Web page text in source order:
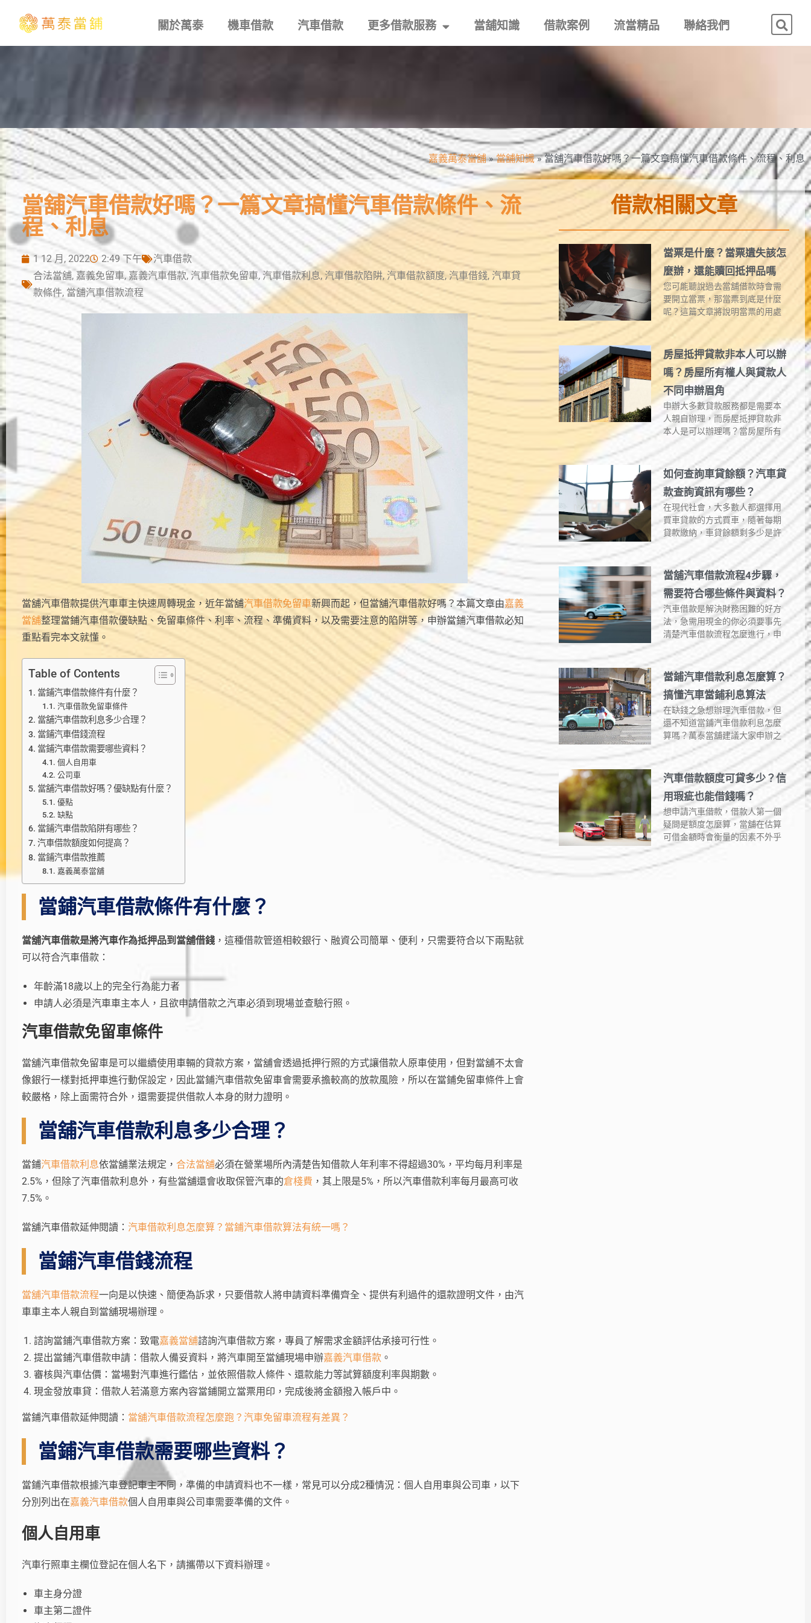
關於萬泰 機車借款 汽車借款 更多借款服務 當舖知識 借款案例 流當精品 聯絡我們
嘉義萬泰當舖»當舖知識»當舖汽車借款好嗎？一篇文章搞懂汽車借款條件、流程、利息
當舖汽車借款好嗎？一篇文章搞懂汽車借款條件、流
程、利息
1 12 月, 2022 2:49 下午
汽車借款
合法當舖, 嘉義免留車, 嘉義汽車借款,汽車借款免留車,汽車借款利息,汽車借款陷阱, 汽車借款額度, 汽車借錢, 汽車貸
款條件, 當舖汽車借款流程
當舖汽車借款提供汽車車主快速周轉現金，近年當舖汽車借款免留車新興而起，但當舖汽車借款好嗎？本篇文章由嘉義
當舖整理當鋪汽車借款優缺點、免留車條件、利率、流程、準備資料，以及需要注意的陷阱等，申辦當鋪汽車借款必知
重點看完本文就懂。
Table of Contents
當鋪汽車借款條件有什麼？
汽車借款免留車條件
當舖汽車借款利息多少合理？
當鋪汽車借錢流程
當鋪汽車借款需要哪些資料？
個人自用車
公司車
當舖汽車借款好嗎？優缺點有什麼？
優點
缺點
當鋪汽車借款陷阱有哪些？
汽車借款額度如何提高？
當鋪汽車借款推薦
嘉義萬泰當舖
當鋪汽車借款條件有什麼？
當舖汽車借款是將汽車作為抵押品到當舖借錢 ，這種借款管道相較銀行、融資公司簡單、便利，只需要符合以下兩點就
可以符合汽車借款：
年齡滿18歲以上的完全行為能力者
申請人必須是汽車車主本人，且欲申請借款之汽車必須到現場並查驗行照。
汽車借款免留車條件
當舖汽車借款免留車是可以繼續使用車輛的貸款方案，當舖會透過抵押行照的方式讓借款人原車使用，但對當舖不太會
像銀行一樣對抵押車進行動保設定，因此當鋪汽車借款免留車會需要承擔較高的放款風險，所以在當鋪免留車條件上會
較嚴格，除上面需符合外，還需要提供借款人本身的財力證明。
當舖汽車借款利息多少合理？
當鋪汽車借款利息依當舖業法規定，合法當舖必須在營業場所內清楚告知借款人年利率不得超過30%，平均每月利率是
2.5%，但除了汽車借款利息外，有些當舖還會收取保管汽車的倉棧費 ，其上限是5%，所以汽車借款利率每月最高可收
7.5%。
當舖汽車借款延伸閱讀： 汽車借款利息怎麼算？當鋪汽車借款算法有統一嗎？
當鋪汽車借錢流程
當舖汽車借款流程一向是以快速、簡便為訴求，只要借款人將申請資料準備齊全、提供有利過件的還款證明文件，由汽
車車主本人親自到當舖現場辦理。
諮詢當鋪汽車借款方案：致電嘉義當舖諮詢汽車借款方案，專員了解需求金額評估承接可行性。
提出當鋪汽車借款申請：借款人備妥資料，將汽車開至當舖現場申辦嘉義汽車借款 。
審核與汽車估價：當場對汽車進行鑑估，並依照借款人條件、還款能力等試算額度利率與期數。
現金發放車貸：借款人若滿意方案內容當鋪開立當票用印，完成後將金額撥入帳戶中。
當鋪汽車借款延伸閱讀： 當舖汽車借款流程怎麼跑？汽車免留車流程有差異？
當鋪汽車借款需要哪些資料？
當鋪汽車借款根據汽車登記車主不同，準備的申請資料也不一樣，常見可以分成2種情況：個人自用車與公司車，以下
分別列出在嘉義汽車借款個人自用車與公司車需要準備的文件。
個人自用車
汽車行照車主欄位登記在個人名下，請攜帶以下資料辦理。
車主身分證
車主第二證件
借款相關文章
當票是什麼？當票遺失該怎
麼辦，還能贖回抵押品嗎
您可能聽說過去當舖借款時會需
要開立當票，那當票到底是什麼
呢？這篇文章將說明當票的用處
房屋抵押貸款非本人可以辦
嗎？房屋所有權人與貸款人
不同申辦眉角
申辦大多數貸款服務都是需要本
人親自辦理，而房屋抵押貸款非
本人是可以辦理嗎？當房屋所有
如何查詢車貸餘額？汽車貸
款查詢資訊有哪些？
在現代社會，大多數人都選擇用
買車貸款的方式買車，隨著每期
貸款繳納，車貸餘額剩多少是許
當舖汽車借款流程4步驟，
需要符合哪些條件與資料？
汽車借款是解決財務困難的好方
法，急需用現金的你必須要事先
清楚汽車借款流程怎麼進行，申
當鋪汽車借款利息怎麼算？
搞懂汽車當鋪利息算法
在缺錢之急想辦理汽車借款，但
還不知道當鋪汽車借款利息怎麼
算嗎？萬泰當舖建議大家申辦之
汽車借款額度可貸多少？信
用瑕疵也能借錢嗎？
想申請汽車借款，借款人第一個
疑問是額度怎麼算，當舖在估算
可借金額時會衡量的因素不外乎